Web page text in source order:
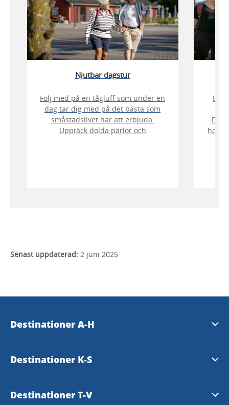
Njutbar dagstur
Följ med på en tågluff som under en
dag tar dig med på det bästa som
småstadslivet har att erbjuda.
Upptäck dolda pärlor och
hopp
Senast uppdaterad: 2 juni 2025
Destinationer A-H
Essunga
Destinationer K-S
Karlsborg
Destinationer T-V